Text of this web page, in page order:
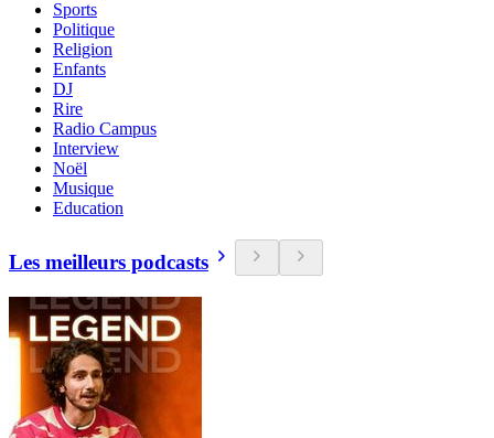
Sports
Politique
Religion
Enfants
DJ
Rire
Radio Campus
Interview
Noël
Musique
Education
Les meilleurs podcasts